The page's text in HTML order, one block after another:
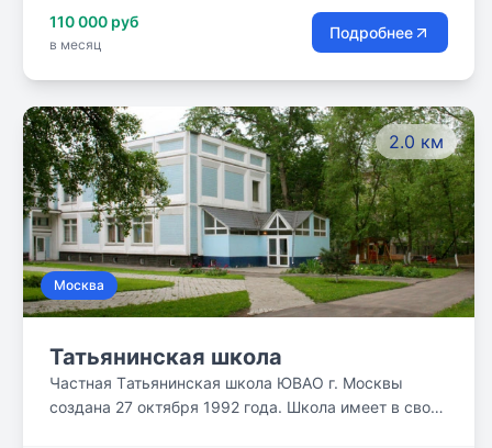
110 000 руб
в месяц
Подробнее
2.0 км
Москва
Татьянинская школа
Частная Tатьянинская школа ЮВАО г. Москвы
создана 27 октября 1992 года. Школа имеет в своей